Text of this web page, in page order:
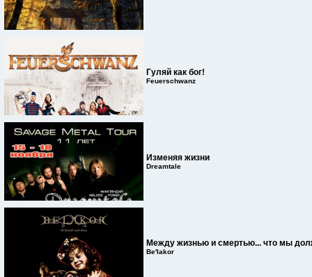
Гуляй как бог!
Feuerschwanz
Изменяя жизни
Dreamtale
Между жизнью и смертью... что мы
Be'lakor